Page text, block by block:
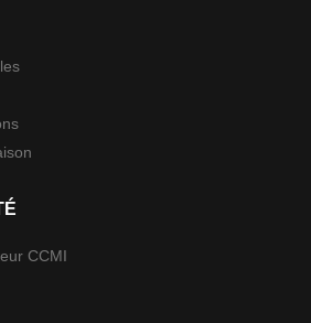
CCMI